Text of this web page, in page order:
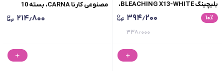
بلیچینگ BLEACHING X13-WHITE،
مخصوص استفاده روزانه بدون ایجاد
تخریب در دندان ها، حجم 75 میلی
۱۰٪ ۳۹۴٫۲۰۰
۴۳۸٫۰۰۰
مصنوعی کارنا CARNA، بسته 10
۲۱۴٫۸۰۰